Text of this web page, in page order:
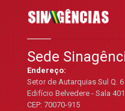
Sede
Endereço:
Setor de Autarquias Sul Q.
Edifício Belvedere - Sala 401
CEP: 70070-915